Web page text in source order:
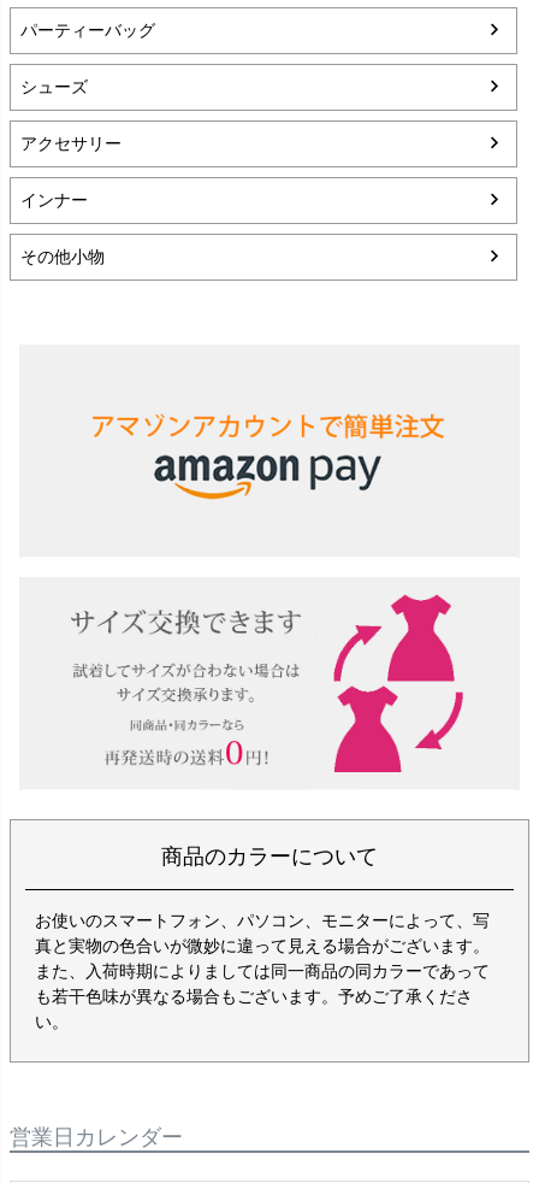
パーティーバッグ
シューズ
アクセサリー
インナー
その他小物
商品のカラーについて
お使いのスマートフォン、パソコン、モニターによって、写
真と実物の色合いが微妙に違って見える場合がございます。
また、入荷時期によりましては同一商品の同カラーであって
も若干色味が異なる場合もございます。予めご了承くださ
い。
営業日カレンダー